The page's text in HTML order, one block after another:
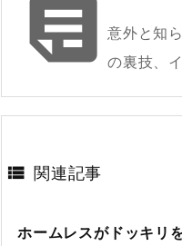
意外と知
の裏技、
 関連記事
ホームレスがドッキリ